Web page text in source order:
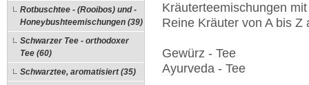
Rotbuschtee - (Rooibos) und -
Honeybushteemischungen (39)
Schwarzer Tee - orthodoxer
Tee (60)
Schwarztee, aromatisiert (35)
Kräuterteemischungen
Reine Kräuter von A bis
Gewürz - Tee
Ayurveda - Tee